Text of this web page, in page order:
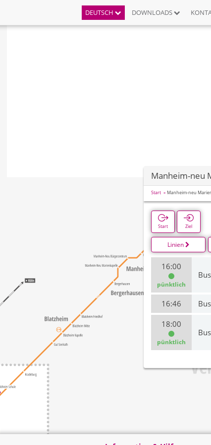
DEUTSCH DOWNLOADS
Manheim-neu
Start Manheim-neu
Start Ziel
Linien
16:00
pünktlich
16:46
18:00
pünktlich